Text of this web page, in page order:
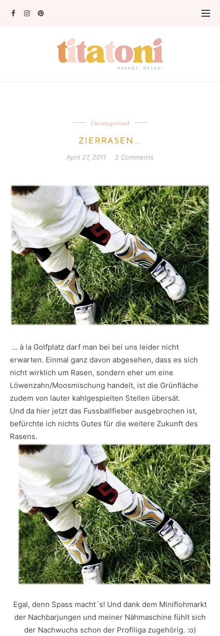
Uncategorized
ZIERRASEN…
April 27, 2011 2 Comments
… à la Golfplatz darf man bei bei uns leider nicht
erwarten. Einmal ganz davon abgesehen, dass es sich
nicht wirklich um Rasen, sondern eher um eine
Löwenzahn/Moosmischung handelt, ist die Grünfläche
zudem von lauter kahlgespielten Stellen übersät.
Und da hier jetzt das Fussballfieber ausgebrochen ist,
befürchte ich nichts Gutes für die weitere Zukunft des
Rasens.
Egal, denn Spass macht´s! Und dank dem Miniflohmarkt
der Nachbarjungen und meiner Nähmaschine fühlt sich
der Nachwuchs schon der Profiliga zugehörig. :o)